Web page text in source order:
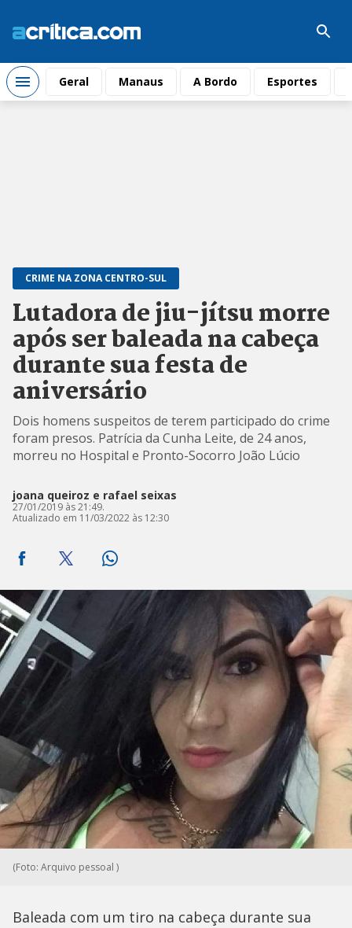
Geral Manaus A Bordo Esportes
CRIME NA ZONA CENTRO-SUL
Lutadora de jiu-jítsu morre
após ser baleada na cabeça
durante sua festa de
aniversário
Dois homens suspeitos de terem participado do crime
foram presos. Patrícia da Cunha Leite, de 24 anos,
morreu no Hospital e Pronto-Socorro João Lúcio
joana queiroz e rafael seixas
27/01/2019 às 21:49.
Atualizado em 11/03/2022 às 12:30
(Foto: Arquivo pessoal )
Baleada com um tiro na cabeça durante sua